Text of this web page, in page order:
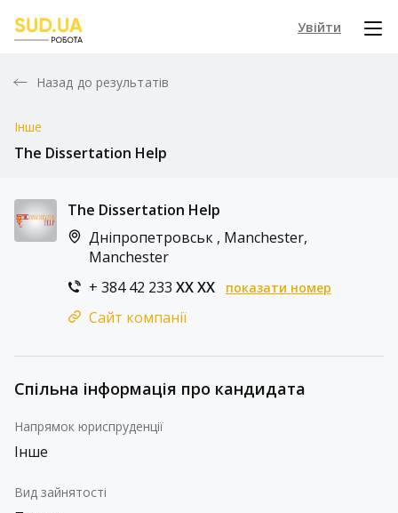
Увійти
Назад до результатів
Інше
The Dissertation Help
The Dissertation Help
Дніпропетровськ , Manchester,
Manchester
+ 384 42 233 XX XX показати номер
Сайт компанії
Спільна інформація про кандидата
Напрямок юриспруденції
Інше
Вид зайнятості